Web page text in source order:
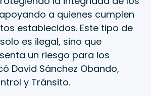
a quienes cumplen
establecidos. Este tipo de
es ilegal, sino que
un riesgo para los
David Sánchez Obando,
y Tránsito.